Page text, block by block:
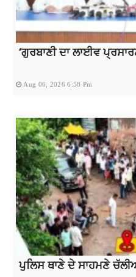
‘ਗੁਰਬਾਣੀ ਦਾ ਲਾਈਵ
Aug 06, 2026 6:58 Pm
ਪੁਲਿਸ ਥਾਣੇ ਦੇ ਸਾਹਮਣੇ